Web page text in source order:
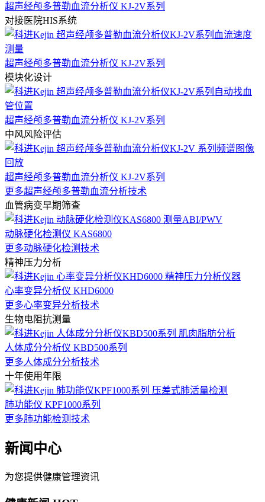
超声经颅多普勒血流分析仪 KJ-2V系列
对接医院HIS系统
超声经颅多普勒血流分析仪 KJ-2V系列
模块化设计
超声经颅多普勒血流分析仪 KJ-2V系列
中风风险评估
超声经颅多普勒血流分析仪 KJ-2V系列
更多超声经颅多普勒血流分析技术
血管病变早期筛查
动脉硬化检测仪 KAS6800
更多动脉硬化检测技术
精神压力分析
心率变异分析仪 KHD6000
更多心率变异分析技术
生物电阻抗测量
人体成分分析仪 KBD500系列
更多人体成分分析技术
十年使用年限
肺功能仪 KPF1000系列
更多肺功能检测技术
新闻中心
为您提供健康管理资讯